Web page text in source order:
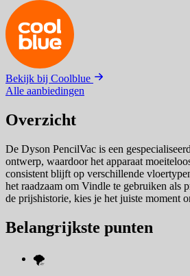
Bekijk bij Coolblue
Alle aanbiedingen
Overzicht
De Dyson PencilVac is een
ontwerp, waardoor het apparaat
consistent blijft op verschillende
het raadzaam om Vindle te gebruiken als
de prijshistorie, kies je het juiste moment
Belangrijkste punten
🌪️